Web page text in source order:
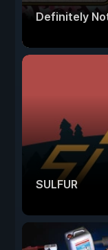
Definitely
SULFUR